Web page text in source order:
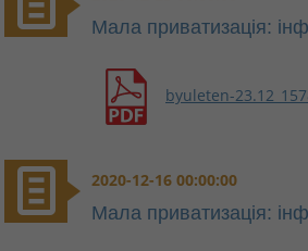
Мала приватизація:
byuleten-
2020-12-16 00:00:00
Мала приватизація: